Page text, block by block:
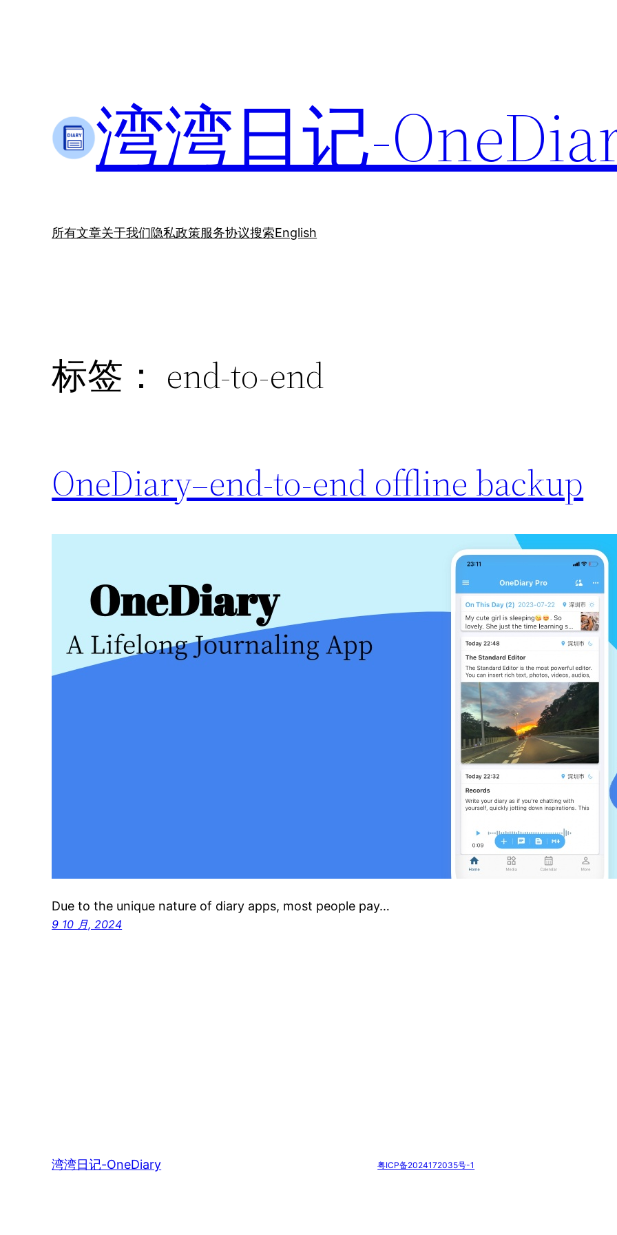
湾湾日记-
所有文章关于我们隐私政策服务协议搜索English
标签： end-to-end
OneDiary–end-to-end offline backup
Due to the unique nature of diary apps, most people pay…
9 10 月, 2024
湾湾日记-OneDiary 粤ICP备2024172035号-1